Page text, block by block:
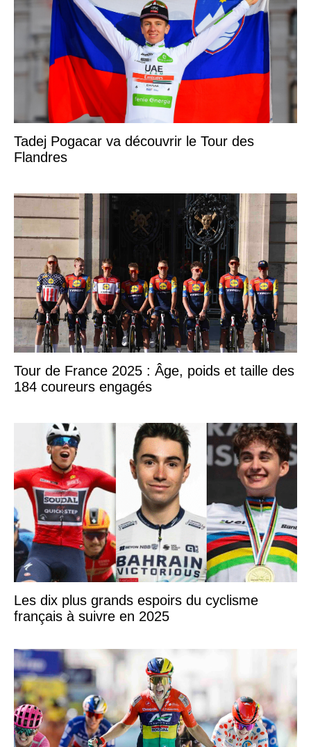
Tadej Pogacar va découvrir le Tour des
Flandres
Tour de France 2025 : Âge, poids et taille des
184 coureurs engagés
Les dix plus grands espoirs du cyclisme
français à suivre en 2025